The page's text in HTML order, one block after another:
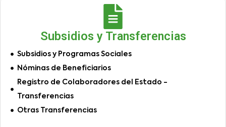
Subsidios y Transferencias
Subsidios y Programas Sociales
Nóminas de Beneficiarios
Registro de Colaboradores del Estado -
Transferencias
Otras Transferencias